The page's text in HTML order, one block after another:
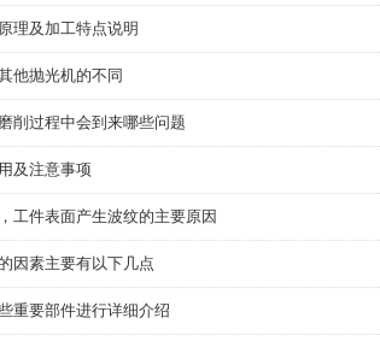
理及加工特点说明
他抛光机的不同
削过程中会到来哪些问题
及注意事项
工件表面产生波纹的主要原因
因素主要有以下几点
重要部件进行详细介绍